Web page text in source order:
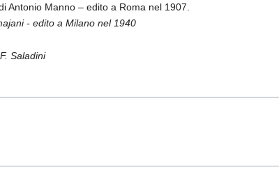
Antonio Manno – edito a Roma nel 1907.
- edito a Milano nel 1940
Saladini